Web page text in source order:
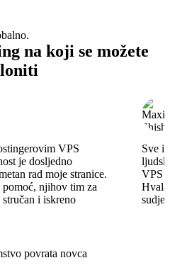
na koji se možete
VPS
je dosljedno
rad moje stranice.
njihov tim za
i iskreno
Sve
VPS
povrata novca